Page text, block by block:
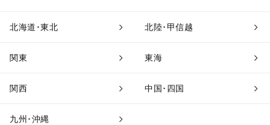
北海道･東北 北陸･甲信越
関東 東海
関西 中国･四国
九州･沖縄